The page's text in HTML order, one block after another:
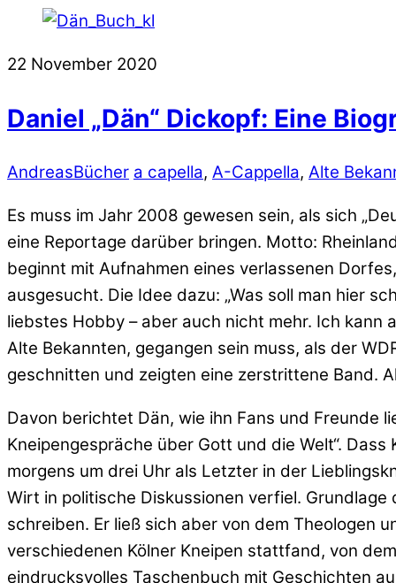
22 November 2020
Daniel „Dän“ Dickopf: Eine
AndreasBücher a capella, A-Cappella, Alte
Es muss im Jahr 2008 gewesen sein, als sich
eine Reportage darüber bringen. Motto:
beginnt mit Aufnahmen eines verlassenen
ausgesucht. Die Idee dazu: „Was soll man hier
liebstes Hobby – aber auch nicht mehr. Ich kann
Alte Bekannten, gegangen sein muss, als der
geschnitten und zeigten eine zerstrittene Band.
Davon berichtet Dän, wie ihn Fans und Freunde
Kneipengespräche über Gott und die Welt“.
morgens um drei Uhr als Letzter in der
Wirt in politische Diskussionen verfiel.
schreiben. Er ließ sich aber von dem Theologen
verschiedenen Kölner Kneipen stattfand, von
eindrucksvolles Taschenbuch mit Geschichten